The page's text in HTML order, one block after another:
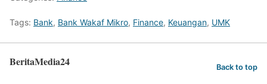
Tags: Bank, Bank Wakaf Mikro, Finance, Keuangan, UMK
BeritaMedia24 Back to top